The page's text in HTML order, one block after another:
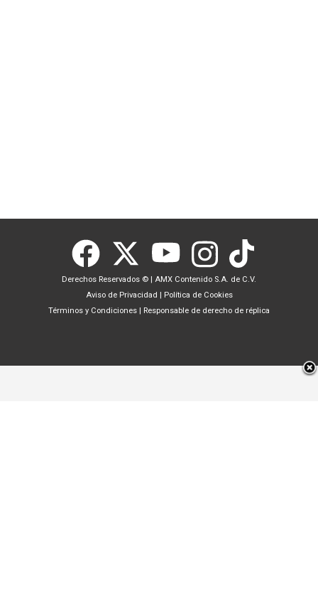
Derechos Reservados © | AMX Contenido S.A. de C.V.
Aviso de Privacidad | Política de Cookies
Términos y Condiciones | Responsable de derecho de réplica